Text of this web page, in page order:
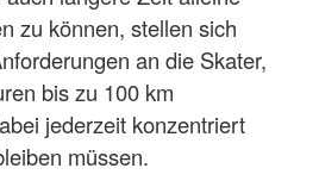
zu können, stellen sich
an die Skater,
bis zu 100 km
jederzeit konzentriert
müssen.